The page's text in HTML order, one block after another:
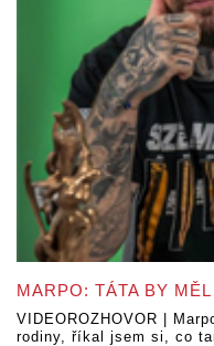
MARPO: TÁTA BY
VIDEOROZHOVOR |
rodiny, říkal jsem si, co